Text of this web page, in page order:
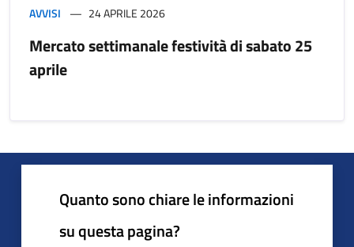
AVVISI 24 APRILE 2026
Mercato settimanale festività di sabato 25
aprile
Quanto sono chiare le informazioni
su questa pagina?